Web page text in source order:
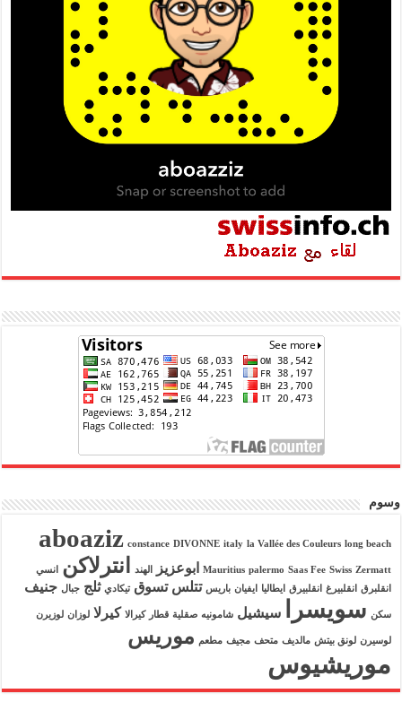
وسوم
aboaziz constance DIVONNE italy la Vallée des Couleurs long beach
Mauritius palermo Saas Fee Swiss Zermatt ابوعزيز الهند انترلاكن
انسي
انقلبرق
انقلبيرغ انقلبيرق ايطاليا ايفيان باريس تتلس تسوق تيكادي ثلج جبال جنيف
سكن سويسرا سيشيل شامونيه صقلية قطار كيرالا كيرلا لوزان لوزيرن
لوسيرن لونق بيتش مالديف متحف مجيف مطعم موريس
موريشيوس